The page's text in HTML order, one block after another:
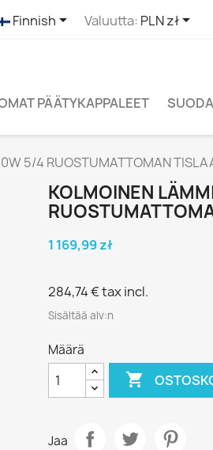
Finnish Valuutta: PLN zł
PÄÄTYKAPPALEET
5/4 RUOSTUMATTOMAN
KOLMOINEN
1 169,99 zł
284,74 €tax incl.
Sisältää alv:n
Määrä

Jaa